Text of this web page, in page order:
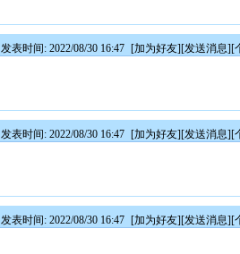
发表时间: 2022/08/30 16:47 [加为好友][发送消息][
发表时间: 2022/08/30 16:47 [加为好友][发送消息][
发表时间: 2022/08/30 16:47 [加为好友][发送消息][